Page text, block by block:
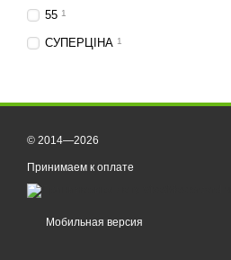
55 1
СУПЕРЦІНА 1
© 2014—2026
Принимаем к оплате
Мобильная версия